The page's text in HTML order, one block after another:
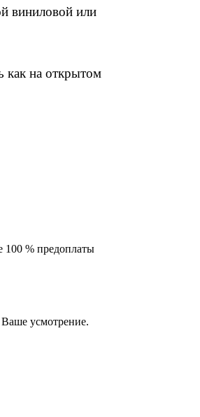
виниловой или
как на открытом
100 % предоплаты
усмотрение.